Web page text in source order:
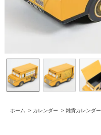
ホーム > カレンダー > 雑貨カレンダー